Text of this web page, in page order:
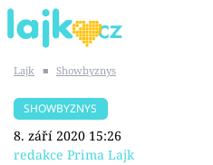
SHOPAHOLICADEL
Lajk ■ Showbyznys
SHOWBYZNYS
8. září 2020 15:26
redakce Prima Lajk